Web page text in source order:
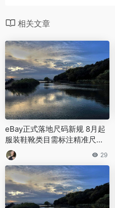
相关文章
eBay正式落地尺码新规 8月起
服装鞋靴类目需标注精准尺码
参数
29